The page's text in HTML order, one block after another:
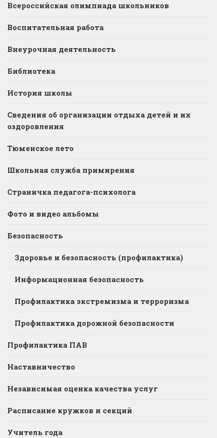
Всероссийская олимпиада школьников
Воспитательная работа
Внеурочная деятельность
Библиотека
История школы
Сведения об организации отдыха детей и их
оздоровления
Тюменское лето
Школьная служба примирения
Страничка педагога-психолога
Фото и видео альбомы
Безопасность
Здоровье и безопасность (профилактика)
Информационная безопасность
Профилактика экстремизма и терроризма
Профилактика дорожной безопасности
Профилактика ПАВ
Наставничество
Независимая оценка качества услуг
Расписание кружков и секций
Учитель года